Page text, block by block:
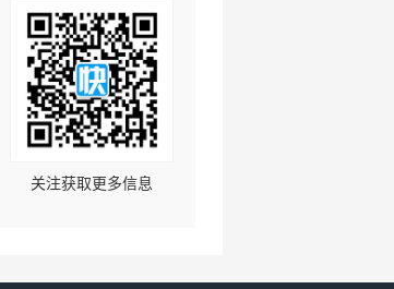
关注获取更多信息